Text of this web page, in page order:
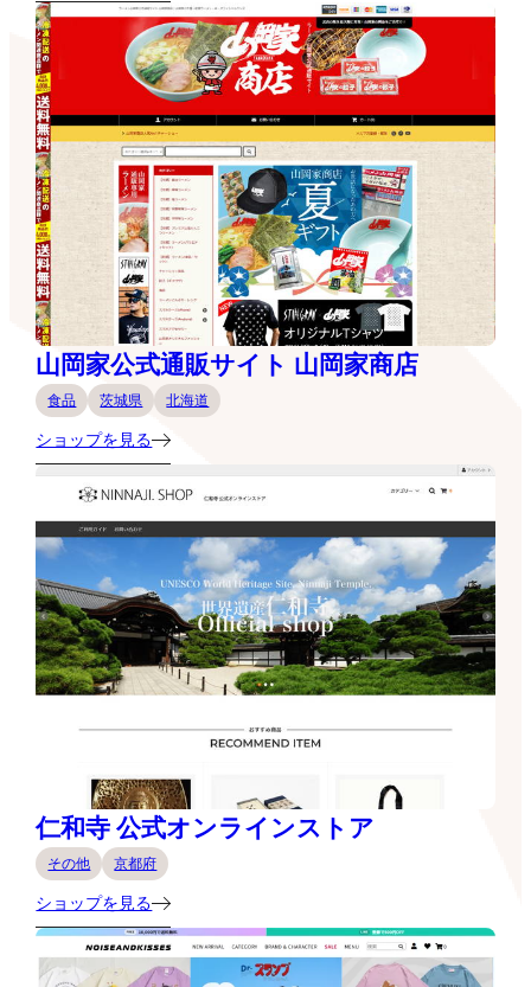
山岡家公式通販サイト 山岡家商店
食品 茨城県 北海道
ショップを見る
仁和寺 公式オンラインストア
その他 京都府
ショップを見る